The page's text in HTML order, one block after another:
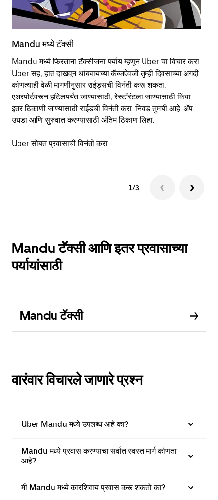
Mandu मध्ये टॅक्सी
Mandu मध्ये फिरताना टॅक्सीजना पर्याय म्हणून Uber चा विचार करा.
Uber सह, हात दाखवून थांबवायच्या कॅब्जऐवजी तुम्ही दिवसाच्या अगदी
कोणत्याही वेळी मागणीनुसार राईड्सची विनंती करू शकता.
एअरपोर्टवरून हॉटेलपर्यंत जाण्यासाठी, रेस्टॉरंटला जाण्यासाठी किंवा
इतर‍ ठिकाणी जाण्यासाठी राईडची विनंती करा. निवड तुमची आहे. ॲप
उघडा आणि सुरुवात करण्यासाठी अंतिम ठिकाण लिहा.
Uber सोबत प्रवासाची विनंती करा
1/3
Mandu टॅक्सी आणि इतर प्रवासाच्या
पर्यायांसाठी
Mandu टॅक्सी
वारंवार विचारले जाणारे प्रश्न
Uber Mandu मध्ये उपलब्ध आहे का?
Mandu मध्ये प्रवास करण्याचा सर्वात स्वस्त मार्ग कोणता
आहे?
मी Mandu मध्ये कारशिवाय प्रवास करू शकतो का?